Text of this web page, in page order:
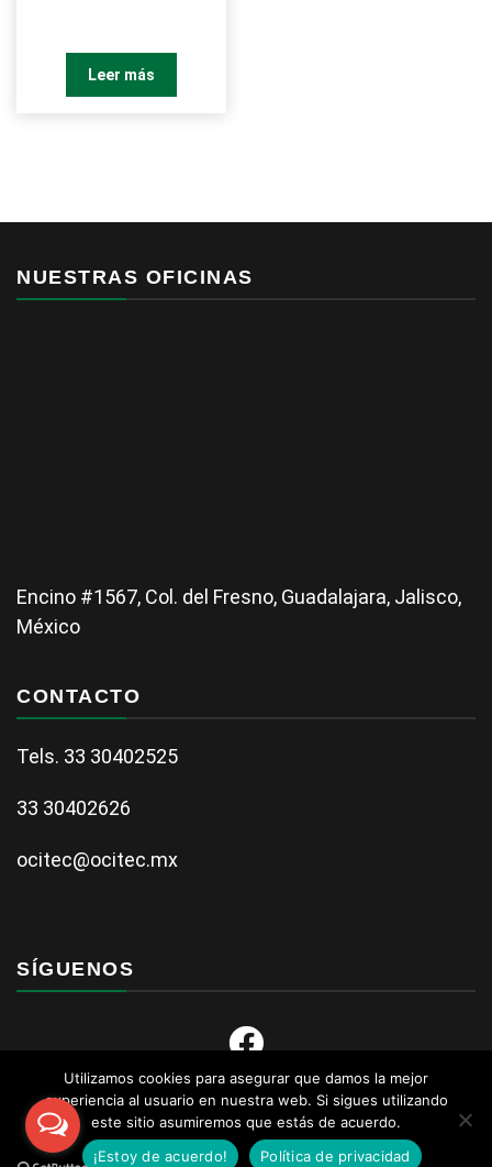
Leer más
NUESTRAS OFICINAS
Encino #1567, Col. del Fresno, Guadalajara, Jalisco,
México
CONTACTO
Tels. 33 30402525
33 30402626
ocitec@ocitec.mx
SÍGUENOS
Utilizamos cookies para asegurar que damos la mejor
experiencia al usuario en nuestra web. Si sigues utilizando
este sitio asumiremos que estás de acuerdo.
¡Estoy de acuerdo!
Política de privacidad